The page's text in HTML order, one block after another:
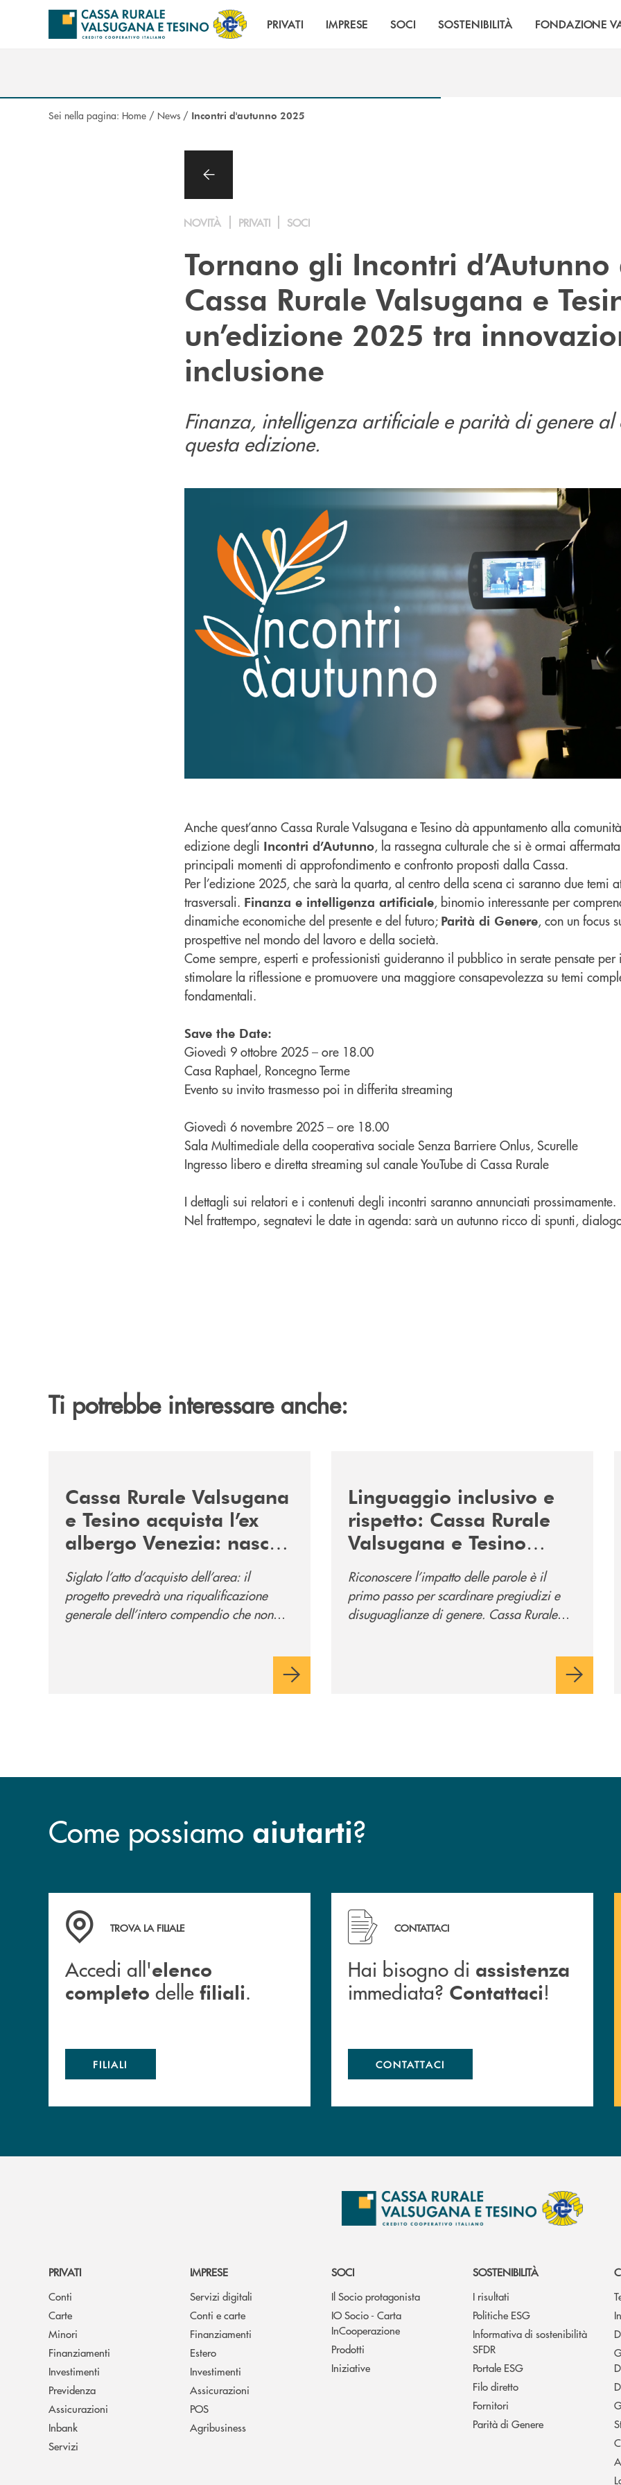
Salta al contenuto principale
PRIVATI IMPRESE SOCI SOSTENIBILITÀ FONDAZIONE
Sei nella pagina: Home / News / Incontri d'autunno 2025
NOVITÀ PRIVATI SOCI
Tornano gli Incontri d’Autunno
Cassa Rurale Valsugana e
un’edizione 2025 tra
inclusione
Finanza, intelligenza artificiale e parità di genere al
questa edizione.
Anche quest’anno Cassa Rurale Valsugana e Tesino dà appuntamento alla
edizione degli Incontri d’Autunno, la rassegna culturale che si è ormai
principali momenti di approfondimento e confronto proposti dalla Cassa.
Per l’edizione 2025, che sarà la quarta, al centro della scena ci saranno due temi
trasversali. Finanza e intelligenza artificiale, binomio interessante per
dinamiche economiche del presente e del futuro; Parità di Genere, con un focus
prospettive nel mondo del lavoro e della società.
Come sempre, esperti e professionisti guideranno il pubblico in serate pensate
stimolare la riflessione e promuovere una maggiore consapevolezza su temi
fondamentali.
Save the Date:
Giovedì 9 ottobre 2025 – ore 18.00
Casa Raphael, Roncegno Terme
Evento su invito trasmesso poi in differita streaming
Giovedì 6 novembre 2025 – ore 18.00
Sala Multimediale della cooperativa sociale Senza Barriere Onlus, Scurelle
Ingresso libero e diretta streaming sul canale YouTube di Cassa Rurale
I dettagli sui relatori e i contenuti degli incontri saranno annunciati prossimamente.
Nel frattempo, segnatevi le date in agenda: sarà un autunno ricco di spunti,
Ti potrebbe interessare anche:
Cassa Rurale Valsugana
e Tesino acquista l’ex
albergo Venezia: nasce
il nuovo polo
direzionale della banca
e al servizio della
Siglato l’atto d’acquisto dell’area: il
progetto prevedrà una riqualificazione
generale dell’intero compendio che non
Linguaggio inclusivo e
rispetto: Cassa Rurale
Valsugana e Tesino
promuove la campagna
“Tolleranza Zero”
Riconoscere l’impatto delle parole è il
primo passo per scardinare pregiudizi e
disuguaglianze di genere. Cassa Rurale
valori e influenzi direttamente la comunità
Come possiamo aiutarti?
Accedi all' elenco completo delle filiali .
TROVA LA FILIALE
Accedi all'elenco
completo delle filiali.
FILIALI
Hai bisogno di assistenza immediata? Contattaci !
CONTATTACI
Hai bisogno di assistenza
immediata? Contattaci!
CONTATTACI
PRIVATI
Conti
Carte
Minori
Finanziamenti
Investimenti
Previdenza
Assicurazioni
Inbank
Servizi
IMPRESE
Servizi digitali
Conti e carte
Finanziamenti
Estero
Investimenti
Assicurazioni
POS
Agribusiness
SOCI
Il Socio protagonista
IO Socio - Carta
InCooperazione
Prodotti
Iniziative
SOSTENIBILITÀ
I risultati
Politiche ESG
Informativa di sostenibilità
SFDR
Portale ESG
Filo diretto
Fornitori
Parità di Genere